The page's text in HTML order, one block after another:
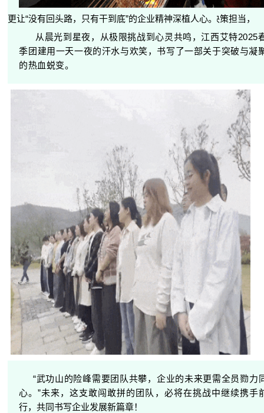
次日清晨，团队带着蜕变后的信念返程。这场融合脑力、体力与心力的团建，不仅让管理者重审沟通本质、强化决策担当，更让“没有回头路，只有干到底”的企业精神深植人心。
从晨光到星夜，从极限挑战到心灵共鸣，江西艾特2025
季团建用一天一夜的汗水与欢笑，书写了一部关于突破与凝
的热血蜕变。
“武功山的险峰需要团队共攀，企业的未来更需全员勠力
心。”未来，这支敢闯敢拼的团队，必将在挑战中继续携手
行，共同书写企业发展新篇章！